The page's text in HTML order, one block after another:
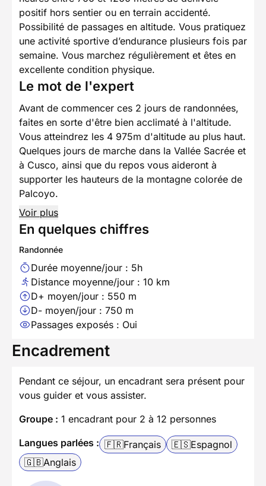
positif hors sentier ou en terrain accidenté.
Possibilité de passages en altitude. Vous pratiquez
une activité sportive d’endurance plusieurs fois par
semaine. Vous marchez régulièrement et êtes en
excellente condition physique.
Le mot de l'expert
Avant de commencer ces 2 jours de randonnées,
faites en sorte d'être bien acclimaté à l'altitude.
Vous atteindrez les 4 975m d'altitude au plus haut.
Quelques jours de marche dans la Vallée Sacrée et
à Cusco, ainsi que du repos vous aideront à
supporter les hauteurs de la montagne colorée de
Palcoyo.
Voir plus
En quelques chiffres
Randonnée
Durée moyenne/jour : 5h
Distance moyenne/jour : 10 km
D+ moyen/jour : 550 m
D- moyen/jour : 750 m
Passages exposés : Oui
Encadrement
Pendant ce séjour, un encadrant sera présent pour
vous guider et vous assister.
Groupe : 1 encadrant pour 2 à 12 personnes
Langues parlées : 🇫🇷Français 🇪🇸Espagnol
🇬🇧Anglais